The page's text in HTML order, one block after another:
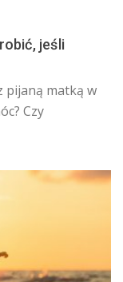
jeśli
pijaną matką w
Czy